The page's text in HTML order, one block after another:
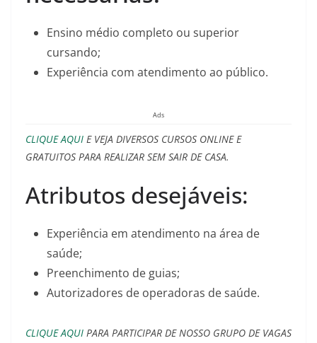
Ensino médio completo ou superior
cursando;
Experiência com atendimento ao público.
Ads
CLIQUE AQUI E VEJA DIVERSOS CURSOS ONLINE E
GRATUITOS PARA REALIZAR SEM SAIR DE CASA.
Atributos desejáveis:
Experiência em atendimento na área de
saúde;
Preenchimento de guias;
Autorizadores de operadoras de saúde.
CLIQUE AQUI PARA PARTICIPAR DE NOSSO GRUPO DE VAGAS